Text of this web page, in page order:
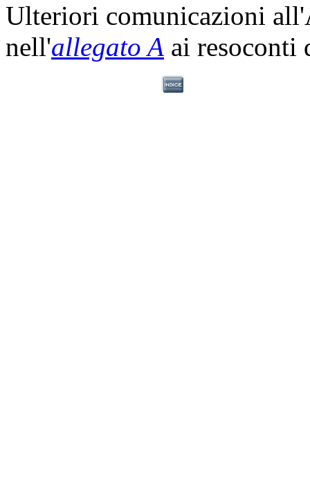
Ulteriori comunicazioni
nell'allegato A ai resoconti